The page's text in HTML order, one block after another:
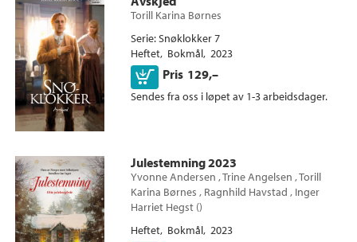
Torill Karina Børnes
Serie Snøklokker 7
Heftet Bokmål 2023
Pris 129,–
Kjøp
Sendes fra oss i løpet av 1-3 arbeidsdager.
Julestemning 2023
Yvonne Andersen ,Trine Angelsen ,Torill
Karina Børnes , Ragnhild Havstad , Inger
Harriet Hegst ()
Heftet Bokmål 2023